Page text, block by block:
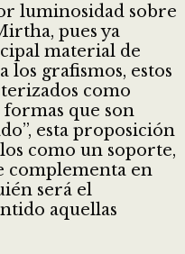
luminosidad sobre
pues ya
material de
los grafismos, estos
como
que son
esta proposición
como un soporte,
complementa en
será el
aquellas